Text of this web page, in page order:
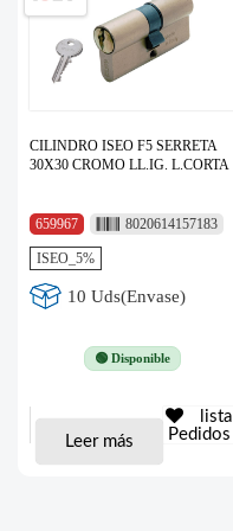
CILINDRO ISEO F5 SERRETA
30X30 CROMO LL.IG. L.CORTA
659967 8020614157183
ISEO_5%
10 Uds(Envase)
🟢 Disponible
Leer más
lista
Pedidos